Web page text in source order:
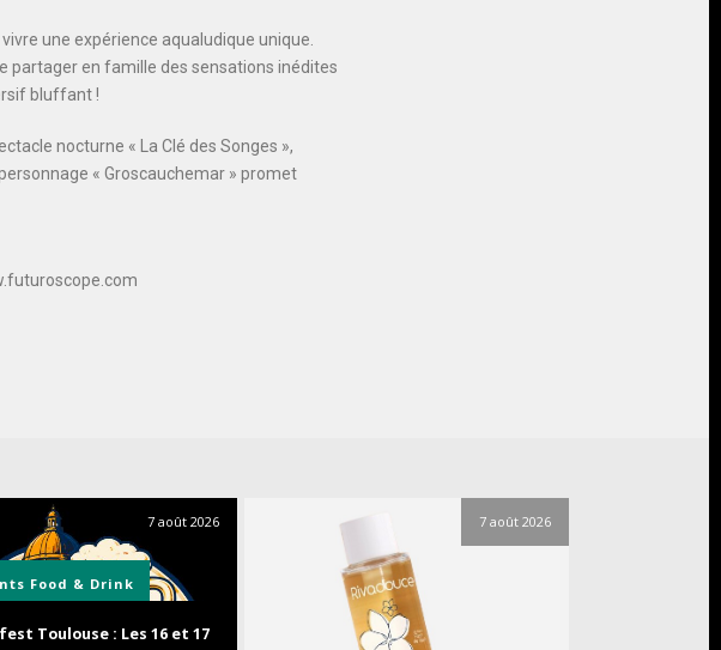
une expérience aqualudique unique.
partager en famille des sensations inédites
bluffant !
nocturne « La Clé des Songes »,
« Groscauchemar » promet
7 août 2026
Food & Drink
Toulouse : Les 16 et 17
7 août 2026